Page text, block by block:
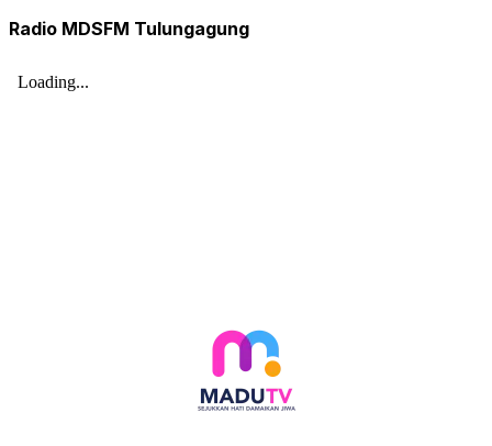
Radio MDSFM Tulungagung